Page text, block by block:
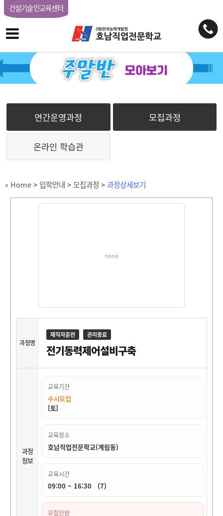
건설기술인교육센터
연간운영과정 모집과정
온라인 학습관
» Home> 입학안내 >모집과정 >과정상세보기
none
과정명
재직자훈련 관리종료
전기동력제어설비구축
과정
정보
교육기간
수시모집
[토]
교육장소
호남직업전문학교(계림동)
교육시간
09:00 ~ 16:30 (7)
모집인원